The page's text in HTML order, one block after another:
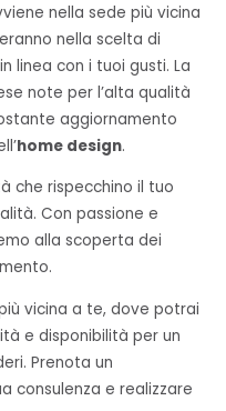
nella sede più vicina
nella scelta di
linea con i tuoi gusti. La
note per l’alta qualità
aggiornamento
home design.
che rispecchino il tuo
Con passione e
alla scoperta dei
vicina a te, dove potrai
e disponibilità per un
Prenota un
consulenza e realizzare